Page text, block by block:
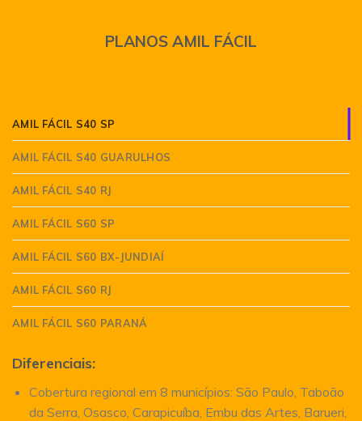
PLANOS AMIL FÁCIL
AMIL FÁCIL S40 SP
AMIL FÁCIL S40 GUARULHOS
AMIL FÁCIL S40 RJ
AMIL FÁCIL S60 SP
AMIL FÁCIL S60 BX-JUNDIAÍ
AMIL FÁCIL S60 RJ
AMIL FÁCIL S60 PARANÁ
Diferenciais:
Cobertura regional em 8 municípios: São Paulo, Taboão
da Serra, Osasco, Carapicuíba, Embu das Artes, Barueri,